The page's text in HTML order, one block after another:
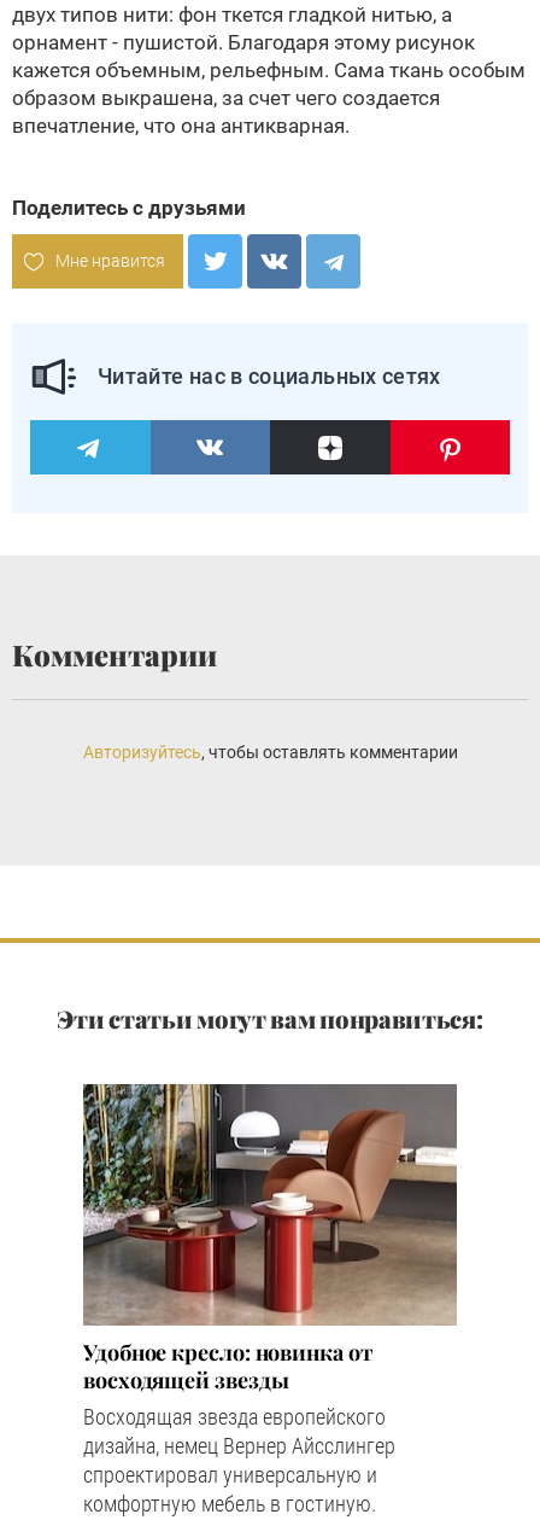
двух типов нити: фон ткется гладкой нитью, а
орнамент - пушистой. Благодаря этому рисунок
кажется объемным, рельефным. Сама ткань особым
образом выкрашена, за счет чего создается
впечатление, что она антикварная.
Поделитесь с друзьями
Мне нравится
Читайте нас в социальных сетях
Комментарии
Авторизуйтесь, чтобы оставлять комментарии
Эти статьи могут вам понравиться:
Удобное кресло: новинка от
восходящей звезды
Восходящая звезда европейского
дизайна, немец Вернер Айсслингер
спроектировал универсальную и
комфортную мебель в гостиную.